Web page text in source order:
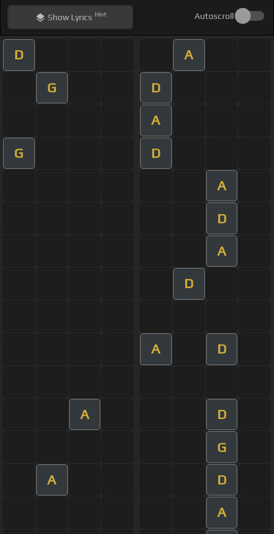
ShowLyrics Hint Autoscroll
D A
G D
A
G D
A
D
A
D
A D
A D
G
A D
A